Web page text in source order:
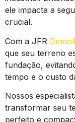
ele impacta a
crucial.
Com a JFR
que seu terreno
fundação,
tempo e o custo
Nossos
transformar seu
perfeito e